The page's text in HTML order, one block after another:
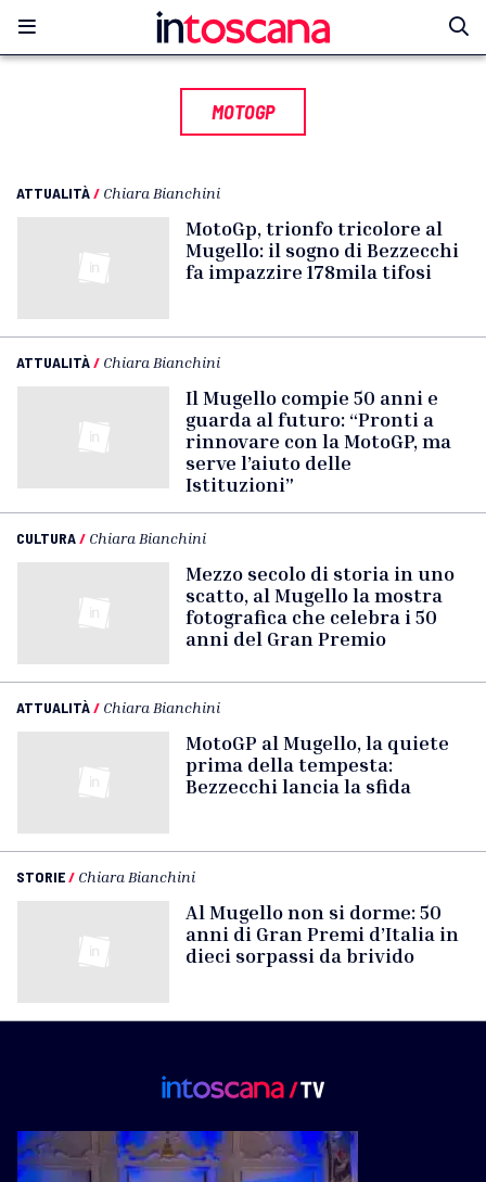
MOTOGP
ATTUALITÀ/ Chiara Bianchini
MotoGp, trionfo tricolore al
Mugello: il sogno di Bezzecchi
fa impazzire 178mila tifosi
ATTUALITÀ/ Chiara Bianchini
Il Mugello compie 50 anni e
guarda al futuro: “Pronti a
rinnovare con la MotoGP, ma
serve l’aiuto delle
Istituzioni”
CULTURA/ Chiara Bianchini
Mezzo secolo di storia in uno
scatto, al Mugello la mostra
fotografica che celebra i 50
anni del Gran Premio
ATTUALITÀ/ Chiara Bianchini
MotoGP al Mugello, la quiete
prima della tempesta:
Bezzecchi lancia la sfida
STORIE/ Chiara Bianchini
Al Mugello non si dorme: 50
anni di Gran Premi d’Italia in
dieci sorpassi da brivido